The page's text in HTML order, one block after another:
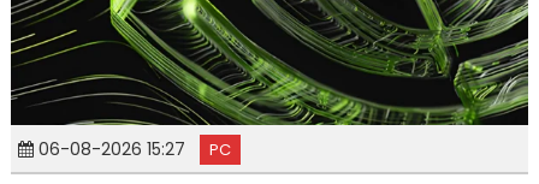
06-08-2026 15:27 PC